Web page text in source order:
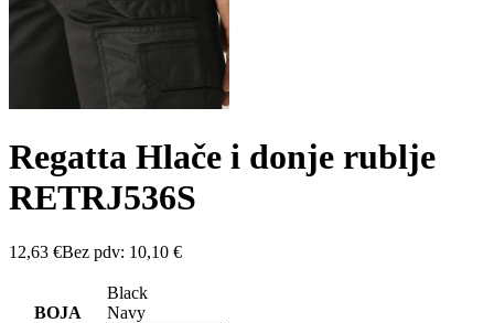
Regatta Hlače i donje rublje
RETRJ536S
12,63 €Bez pdv: 10,10 €
BOJA
Black
Navy